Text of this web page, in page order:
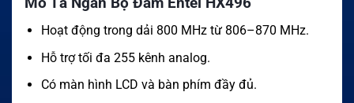
Hoạt động trong dải 800 MHz từ 806–870 MHz.
Hỗ trợ tối đa 255 kênh analog.
Có màn hình LCD và bàn phím đầy đủ.